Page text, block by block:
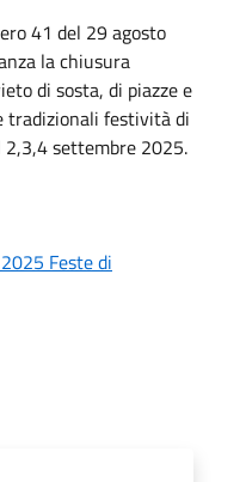
41 del 29 agosto
la chiusura
di sosta, di piazze e
tradizionali festività di
settembre 2025.
Feste di